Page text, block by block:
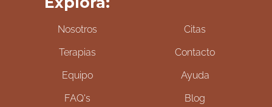
Nosotros
Terapias
Equipo
FAQ's
Citas
Contacto
Ayuda
Blog